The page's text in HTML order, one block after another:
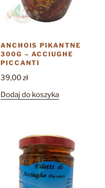
ANCHOIS PIKANTNE
300G – ACCIUGHE
PICCANTI
39,00zł
Dodaj do koszyka